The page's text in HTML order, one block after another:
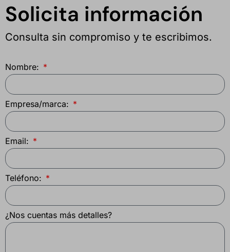
Solicita información
Consulta sin compromiso y te escribimos.
Nombre:
Empresa/marca:
Email:
Teléfono:
¿Nos cuentas más detalles?